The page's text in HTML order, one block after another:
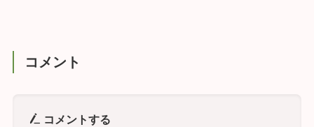
コメント
コメントする